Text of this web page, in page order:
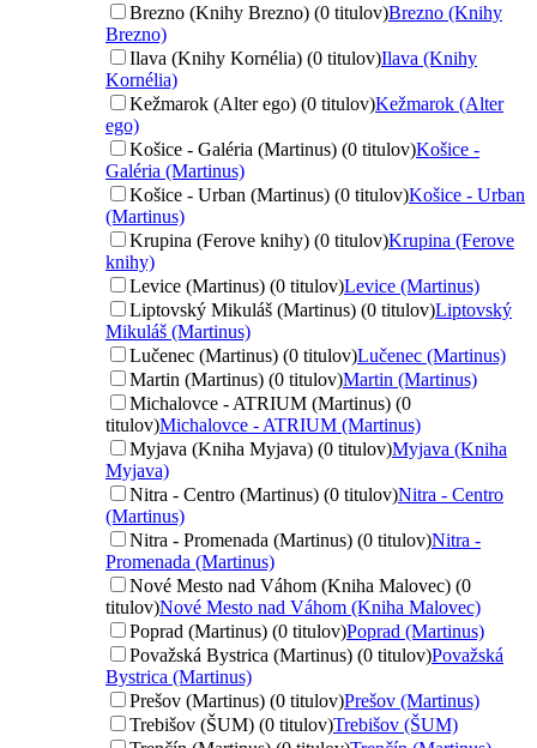
Brezno (Knihy Brezno) (0 titulov)Brezno (Knihy
Brezno)
Ilava (Knihy Kornélia) (0 titulov)Ilava (Knihy
Kornélia)
Kežmarok (Alter ego) (0 titulov)Kežmarok (Alter
ego)
Košice - Galéria (Martinus) (0 titulov)Košice -
Galéria (Martinus)
Košice - Urban (Martinus) (0 titulov)Košice - Urban
(Martinus)
Krupina (Ferove knihy) (0 titulov)Krupina (Ferove
knihy)
Levice (Martinus) (0 titulov)Levice (Martinus)
Liptovský Mikuláš (Martinus) (0 titulov)Liptovský
Mikuláš (Martinus)
Lučenec (Martinus) (0 titulov)Lučenec (Martinus)
Martin (Martinus) (0 titulov)Martin (Martinus)
Michalovce - ATRIUM (Martinus) (0
titulov)Michalovce - ATRIUM (Martinus)
Myjava (Kniha Myjava) (0 titulov)Myjava (Kniha
Myjava)
Nitra - Centro (Martinus) (0 titulov)Nitra - Centro
(Martinus)
Nitra - Promenada (Martinus) (0 titulov)Nitra -
Promenada (Martinus)
Nové Mesto nad Váhom (Kniha Malovec) (0
titulov)Nové Mesto nad Váhom (Kniha Malovec)
Poprad (Martinus) (0 titulov)Poprad (Martinus)
Považská Bystrica (Martinus) (0 titulov)Považská
Bystrica (Martinus)
Prešov (Martinus) (0 titulov)Prešov (Martinus)
Trebišov (ŠUM) (0 titulov)Trebišov (ŠUM)